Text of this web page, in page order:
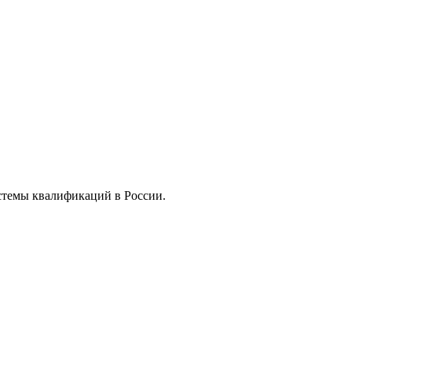
квалификаций в России.